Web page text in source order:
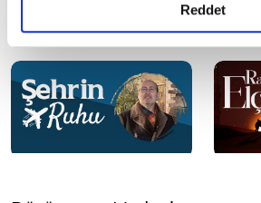
detaylı bilgi almak için lütfentıklayınız.
Reddet